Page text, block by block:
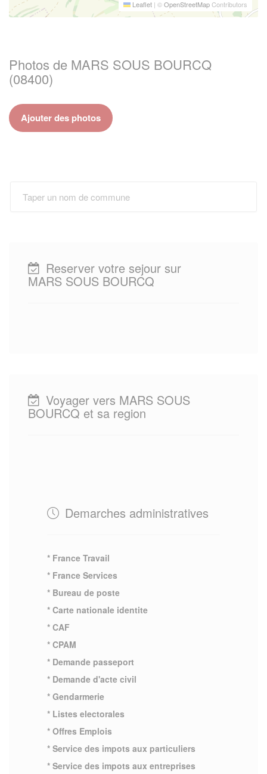
Leaflet | ©OpenStreetMapContributors
Photos de MARS SOUS BOURCQ
(08400)
Ajouter des photos
Reserver votre sejour sur
MARS SOUS BOURCQ
Voyager vers MARS SOUS
BOURCQ et sa region
Demarches administratives
* France Travail
* France Services
* Bureau de poste
* Carte nationale identite
* CAF
* CPAM
* Demande passeport
* Demande d'acte civil
* Gendarmerie
* Listes electorales
* Offres Emplois
* Service des impots aux particuliers
* Service des impots aux entreprises